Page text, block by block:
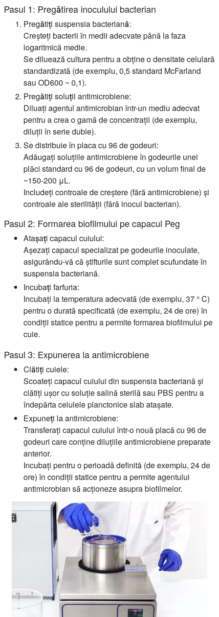
Pasul 1: Pregătirea inoculului bacterian
Pregătiți suspensia bacteriană:
Creșteți bacterii în medii adecvate până la faza
logaritmică medie.
Se diluează cultura pentru a obține o densitate celulară
standardizată (de exemplu, 0,5 standard McFarland
sau OD600 ~ 0,1).
Pregătiți soluții antimicrobiene:
Diluați agentul antimicrobian într-un mediu adecvat
pentru a crea o gamă de concentrații (de exemplu,
diluții în serie duble).
Se distribuie în placa cu 96 de godeuri:
Adăugați soluțiile antimicrobiene în godeurile unei
plăci standard cu 96 de godeuri, cu un volum final de
~150-200 μL.
Includeți controale de creștere (fără antimicrobiene) și
controale ale sterilității (fără inocul bacterian).
Pasul 2: Formarea biofilmului pe capacul Peg
Atașați capacul cuiului:
Așezați capacul specializat pe godeurile inoculate,
asigurându-vă că știfturile sunt complet scufundate în
suspensia bacteriană.
Incubați farfuria:
Incubați la temperatura adecvată (de exemplu, 37 ° C)
pentru o durată specificată (de exemplu, 24 de ore) în
condiții statice pentru a permite formarea biofilmului pe
cuie.
Pasul 3: Expunerea la antimicrobiene
Clătiți cuiele:
Scoateți capacul cuiului din suspensia bacteriană și
clătiți ușor cu soluție salină sterilă sau PBS pentru a
îndepărta celulele planctonice slab atașate.
Expuneți la antimicrobiene:
Transferați capacul cuiului într-o nouă placă cu 96 de
godeuri care conține diluțiile antimicrobiene preparate
anterior.
Incubați pentru o perioadă definită (de exemplu, 24 de
ore) în condiții statice pentru a permite agentului
antimicrobian să acționeze asupra biofilmelor.